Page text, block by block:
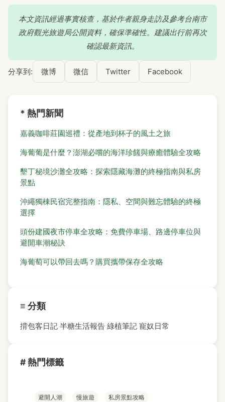
本文資訊經過事實核查，基於作者親身走訪及參考台南市
政府觀光旅遊局公開資料，確保準確性。建議出行前再次
確認最新資訊。
分享到: 微博 微信 Twitter Facebook
* 熱門新聞
嘉義咖啡莊園巡禮：從產地到杯子的風土之旅
海葡葡是什麼？澎湖必嚐的海洋珍饈與療癒體驗全攻略
墾丁秘境沙灘全攻略：探索隱藏海灘的終極指南與私房
景點
沖繩獨棟民宿完整指南：隱私、空間與難忘體驗的終極
選擇
頭份建國夜市停車全攻略：免費停車場、路邊停車位與
避開車潮秘訣
海葡萄可以帶回去嗎？購買攜帶保存全攻略
≡ 分類
揹包客日記 半糖生活報告 綠植筆記 寵奴日常
# 熱門標籤
避開人潮 慢旅遊 私房景點攻略